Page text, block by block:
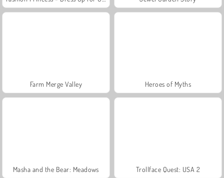
Farm Merge Valley Heroes of Myths
Masha and the Bear: Meadows Trollface Quest: USA 2